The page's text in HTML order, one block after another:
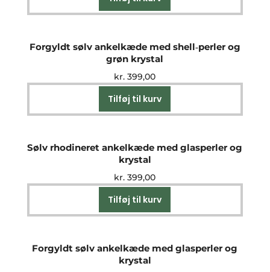
Forgyldt sølv ankelkæde med shell‑perler og
grøn krystal
kr. 399,00
Tilføj til kurv
Sølv rhodineret ankelkæde med glasperler og
krystal
kr. 399,00
Tilføj til kurv
Forgyldt sølv ankelkæde med glasperler og
krystal